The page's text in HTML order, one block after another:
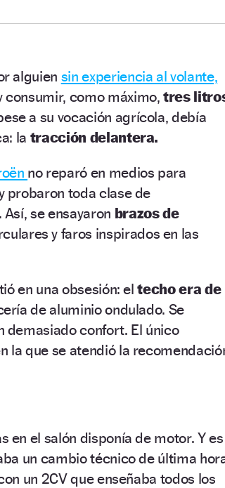
alguien sin experiencia al volante,
consumir, como máximo,tres
a su vocación agrícola, debía
la tracción delantera.
no reparó en medios para
probaron toda clase de
se ensayaron brazos de
y faros inspirados en las
en una obsesión: el techo era de
de aluminio ondulado. Se
demasiado confort. El único
la que se atendió la
en el salón disponía de motor. Y es
un cambio técnico de última
un 2CV que enseñaba todos los